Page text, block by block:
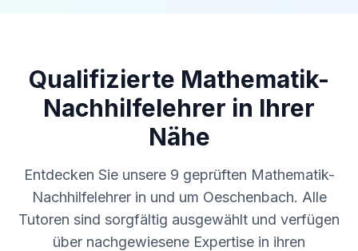
Qualifizierte Mathematik-
Nachhilfelehrer in Ihrer
Nähe
Entdecken Sie unsere 9 geprüften Mathematik-
Nachhilfelehrer in und um Oeschenbach. Alle
Tutoren sind sorgfältig ausgewählt und verfügen
über nachgewiesene Expertise in ihren